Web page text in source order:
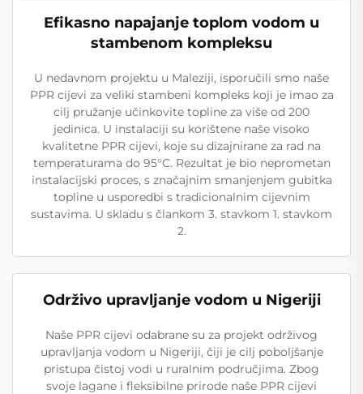
Efikasno napajanje toplom vodom u
stambenom kompleksu
U nedavnom projektu u Maleziji, isporučili smo naše
PPR cijevi za veliki stambeni kompleks koji je imao za
cilj pružanje učinkovite topline za više od 200
jedinica. U instalaciji su korištene naše visoko
kvalitetne PPR cijevi, koje su dizajnirane za rad na
temperaturama do 95°C. Rezultat je bio neprometan
instalacijski proces, s značajnim smanjenjem gubitka
topline u usporedbi s tradicionalnim cijevnim
sustavima. U skladu s člankom 3. stavkom 1. stavkom
2.
Održivo upravljanje vodom u Nigeriji
Naše PPR cijevi odabrane su za projekt održivog
upravljanja vodom u Nigeriji, čiji je cilj poboljšanje
pristupa čistoj vodi u ruralnim područjima. Zbog
svoje lagane i fleksibilne prirode naše PPR cijevi